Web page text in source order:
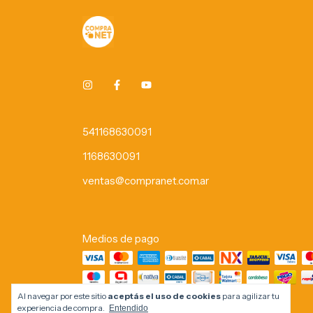
Al navegar por este sitio aceptás el uso de cookies para agilizar tu
experiencia de compra.
Entendido
541168630091
1168630091
ventas@compranet.com.ar
Medios de pago